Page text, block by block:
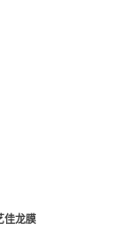
择车艺佳龙膜